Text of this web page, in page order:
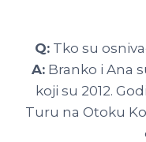
Q: Tko su
A:Branko i Ana
koji su 2012.
Turu na Otoku